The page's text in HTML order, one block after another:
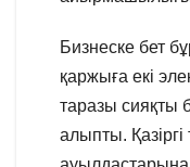
Бизнеске бет
қаржыға екі
таразы сияқты
алыпты. Қазіргі